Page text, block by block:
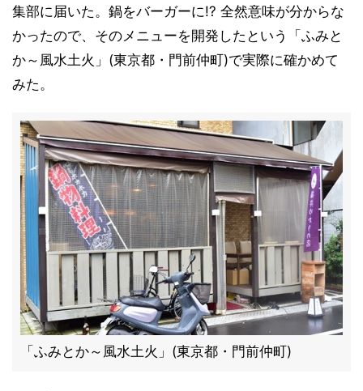
集部に届いた。鍋をバーガーに!? 全然意味が分からな
かったので、そのメニューを開発したという「ふみと
か～風水土火」(東京都・門前仲町)で実際に確かめて
みた。
「ふみとか～風水土火」(東京都・門前仲町)